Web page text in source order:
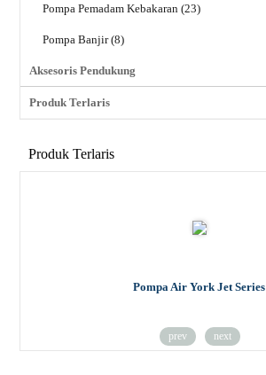
Pompa Pemadam Kebakaran (23)
Pompa Banjir (8)
Aksesoris Pendukung
Produk Terlaris
Produk Terlaris
Pompa Air York Jet Series
prev next